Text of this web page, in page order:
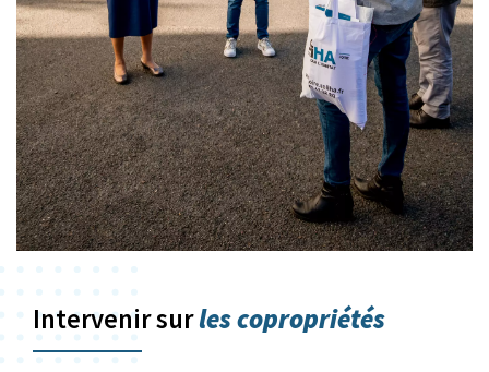
Intervenir surles copropriétés